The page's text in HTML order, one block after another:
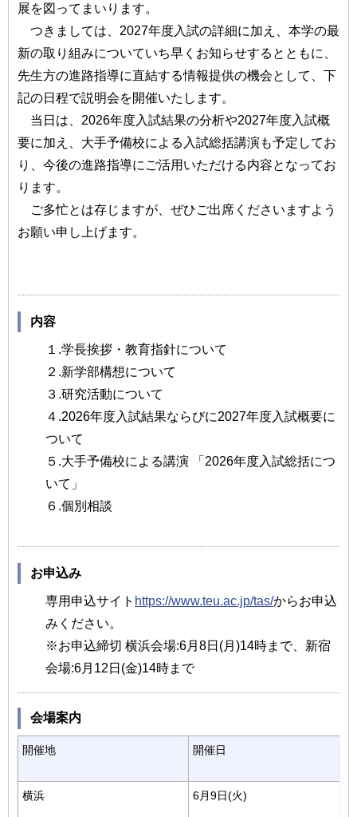
展を図ってまいります。
つきましては、2027年度入試の詳細に加え、本学の最
新の取り組みについていち早くお知らせするとともに、
先生方の進路指導に直結する情報提供の機会として、下
記の日程で説明会を開催いたします。
当日は、2026年度入試結果の分析や2027年度入試概
要に加え、大手予備校による入試総括講演も予定してお
り、今後の進路指導にご活用いただける内容となってお
ります。
ご多忙とは存じますが、ぜひご出席くださいますよう
お願い申し上げます。
内容
１.学長挨拶・教育指針について
２.新学部構想について
３.研究活動について
４.2026年度入試結果ならびに2027年度入試概要に
ついて
５.大手予備校による講演 「2026年度入試総括につ
いて」
６.個別相談
お申込み
専用申込サイト https://www.teu.ac.jp/tas/からお申込
みください。
※お申込締切 横浜会場:6月8日(月)14時まで、新宿
会場:6月12日(金)14時まで
会場案内
開催地 開催日
横浜 6月9日(火)